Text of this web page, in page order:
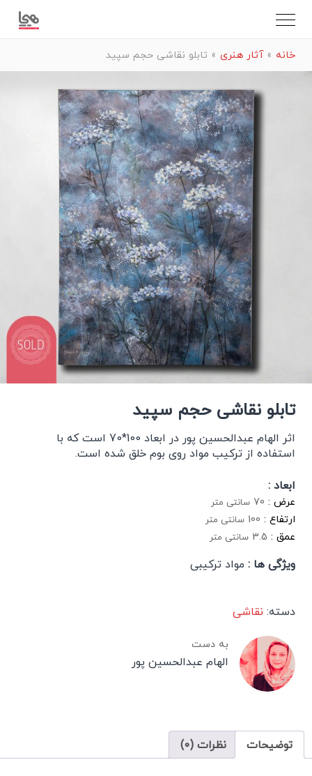
خانه »آثار هنری » تابلو نقاشی حجم سپید
تابلو نقاشی حجم سپید
اثر الهام عبدالحسین پور در ابعاد 100*70 است که با
استفاده از ترکیب مواد روی بوم خلق شده است.
ابعاد :
عرض : 70 سانتی متر
ارتفاع : 100 سانتی متر
عمق : 3.5 سانتی متر
ویژگی ها : مواد ترکیبی
دسته: نقاشی
به دست
الهام عبدالحسین پور
توضیحات نظرات (0)